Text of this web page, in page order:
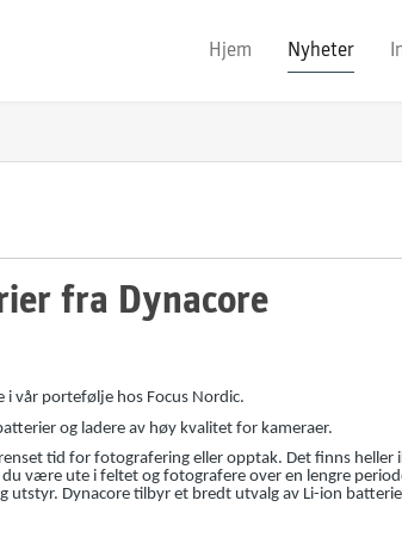
Hjem Nyheter
fra Dynacore
i vår portefølje hos Focus Nordic.
og ladere av høy kvalitet for kameraer.
tid for fotografering eller opptak. Det finns heller
være ute i feltet og fotografere over en lengre
Dynacore tilbyr et bredt utvalg av Li-ion